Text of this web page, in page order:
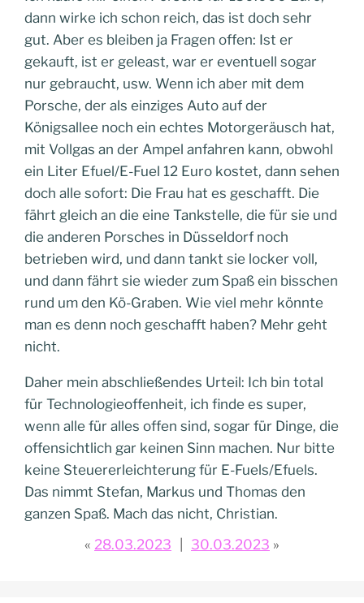
dann wirke ich schon reich, das ist doch sehr
gut. Aber es bleiben ja Fragen offen: Ist er
gekauft, ist er geleast, war er eventuell sogar
nur gebraucht, usw. Wenn ich aber mit dem
Porsche, der als einziges Auto auf der
Königsallee noch ein echtes Motorgeräusch hat,
mit Vollgas an der Ampel anfahren kann, obwohl
ein Liter Efuel/E-Fuel 12 Euro kostet, dann sehen
doch alle sofort: Die Frau hat es geschafft. Die
fährt gleich an die eine Tankstelle, die für sie und
die anderen Porsches in Düsseldorf noch
betrieben wird, und dann tankt sie locker voll,
und dann fährt sie wieder zum Spaß ein bisschen
rund um den Kö-Graben. Wie viel mehr könnte
man es denn noch geschafft haben? Mehr geht
nicht.
Daher mein abschließendes Urteil: Ich bin total
für Technologieoffenheit, ich finde es super,
wenn alle für alles offen sind, sogar für Dinge, die
offensichtlich gar keinen Sinn machen. Nur bitte
keine Steuererleichterung für E-Fuels/Efuels.
Das nimmt Stefan, Markus und Thomas den
ganzen Spaß. Mach das nicht, Christian.
28.03.2023
30.03.2023